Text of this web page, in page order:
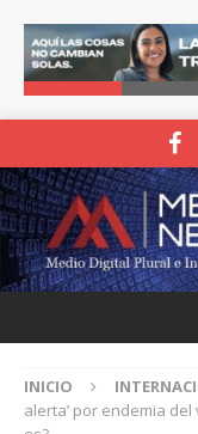
INICIO
alerta’ por endemia